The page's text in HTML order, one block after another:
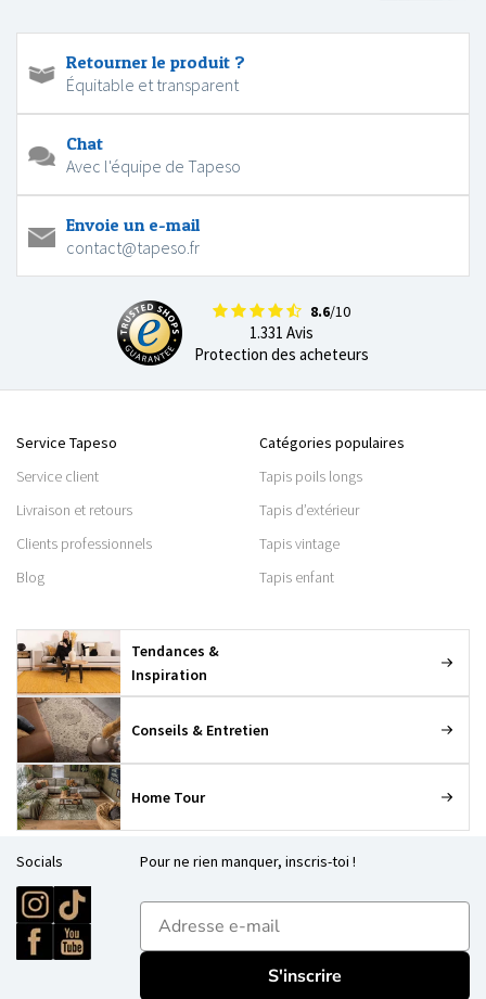
Retourner le produit ?
Équitable et transparent
Chat
Avec l'équipe de Tapeso
Envoie un e-mail
contact@tapeso.fr
8.6/10
1.331 Avis
Protection des acheteurs
Service Tapeso
Service client
Livraison et retours
Clients professionnels
Blog
Catégories populaires
Tapis poils longs
Tapis d’extérieur
Tapis vintage
Tapis enfant
Tendances &
Inspiration
Conseils & Entretien
Home Tour
Socials Pour ne rien manquer, inscris-toi !
E-mailadres
S'inscrire